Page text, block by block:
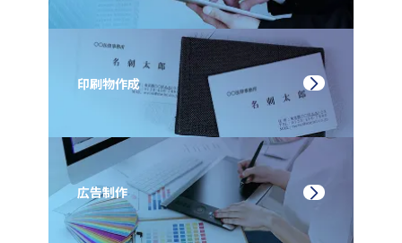
印刷物作成
広告制作